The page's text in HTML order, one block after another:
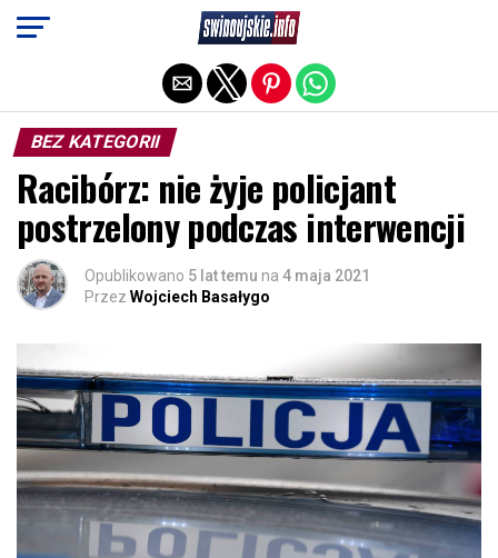
BEZ KATEGORII
Racibórz: nie żyje policjant
postrzelony podczas interwencji
Opublikowano 5 lat temu na 4 maja 2021
Przez Wojciech Basałygo
Exit mobile version